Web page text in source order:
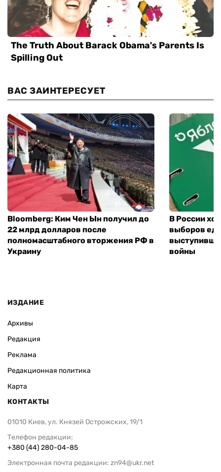
ВАС ЗАИНТЕРЕСУЕТ
Bloomberg: Ким Чен Ын получил до
22 млрд долларов после
полномасштабного вторжения РФ в
Украину
В России
выборов
войны
ИЗДАНИЕ
Архивы
Редакция
Реклама
Редакционная политика
Карта
КОНТАКТЫ
01010 Киев, ул. Князей Острожских, 19/1
Телефон редакции:
+380 (44) 280-04-85
Электронная почта редакции: zn94@ukr.net